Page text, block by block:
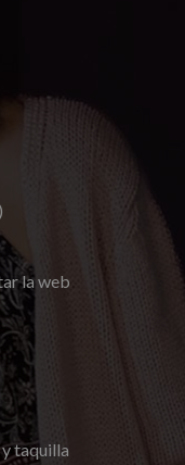
la web
y taquilla